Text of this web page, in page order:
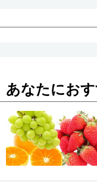
あなたにお